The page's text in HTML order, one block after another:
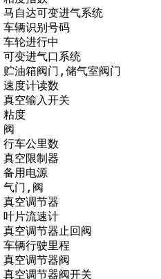
可变进气系统
识别号码
进行中
进气口系统
门,储气室阀门
计读数
输入开关
度
公里数
限制器
电源
,阀
调节器
流速计
调节器止回阀
行驶里程
调节器阀
调节器阀开关